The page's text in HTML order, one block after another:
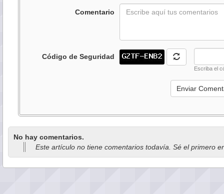
Comentario
Código de Seguridad
Escriba el
No hay comentarios.
Este artículo no tiene comentarios todavía. Sé el primero